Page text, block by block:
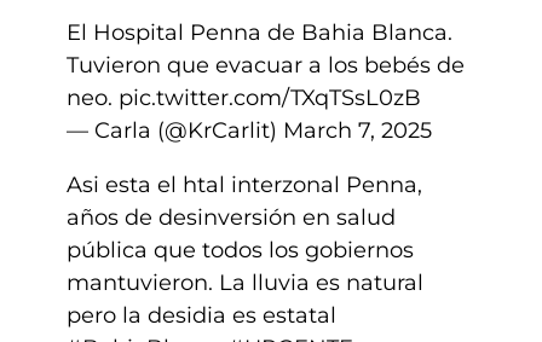
El Hospital Penna de Bahia Blanca.
Tuvieron que evacuar a los bebés de
neo. pic.twitter.com/TXqTSsL0zB
— Carla (@KrCarlit) March 7, 2025
Asi esta el htal interzonal Penna,
años de desinversión en salud
pública que todos los gobiernos
mantuvieron. La lluvia es natural
pero la desidia es estatal